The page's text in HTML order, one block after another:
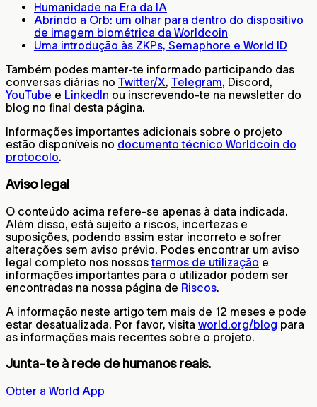
Humanidade na Era da IA
Abrindo a Orb: um olhar para dentro do dispositivo
de imagem biométrica da Worldcoin
Uma introdução às ZKPs, Semaphore e World ID
Também podes manter-te informado participando das
conversas diárias no Twitter/X, Telegram, Discord,
YouTube e LinkedIn ou inscrevendo-te na newsletter do
blog no final desta página.
Informações importantes adicionais sobre o projeto
estão disponíveis no documento técnico Worldcoin do
protocolo.
Aviso legal
O conteúdo acima refere-se apenas à data indicada.
Além disso, está sujeito a riscos, incertezas e
suposições, podendo assim estar incorreto e sofrer
alterações sem aviso prévio. Podes encontrar um aviso
legal completo nos nossostermos de utilização e
informações importantes para o utilizador podem ser
encontradas na nossa página de Riscos.
A informação neste artigo tem mais de 12 meses e pode
estar desatualizada. Por favor, visita world.org/blog para
as informações mais recentes sobre o projeto.
Junta-te à rede de humanos reais.
Obter a World App